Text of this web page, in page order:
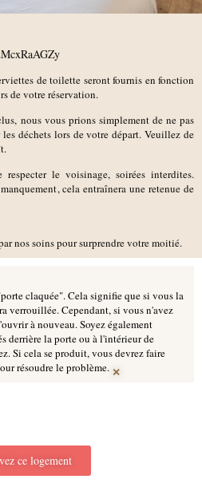
de toilette seront fournis en fonction
de votre réservation.
nous vous prions simplement de ne pas
déchets lors de votre départ. Veuillez de
respecter le voisinage, soirées interdites.
cela entraînera une retenue de
nos soins pour surprendre votre moitié.
claquée". Cela signifie que si vous la
verrouillée. Cependant, si vous n'avez
à nouveau. Soyez également
derrière la porte ou à l'intérieur de
Si cela se produit, vous devrez faire
résoudre le problème. ×
ce logement